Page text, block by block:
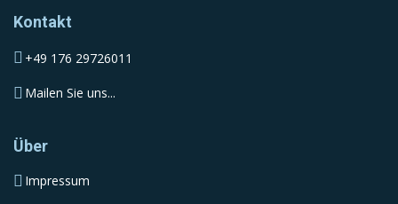
Kontakt
+49 176 29726011
Mailen Sie uns...
Über
Impressum